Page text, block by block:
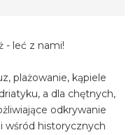
- leć z nami!
plażowanie, kąpiele
a dla chętnych,
odkrywanie
wśród historycznych